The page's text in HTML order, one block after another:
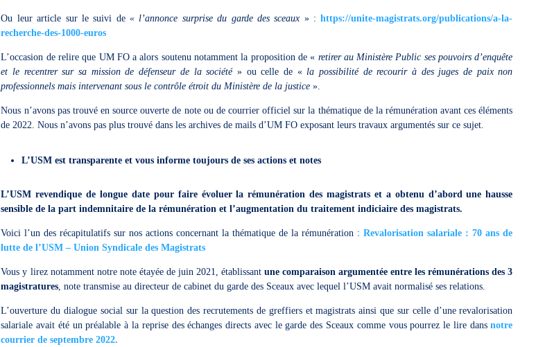
Ou leur article sur le suivi de« l’annonce surprise du garde des sceaux » :https://unite-magistrats.org/publications/a-la-
recherche-des-1000-euros
L’occasion de relire que UM FO a alors soutenu notamment la proposition de « retirer au Ministère Public ses pouvoirs d’enquête
et le recentrer sur sa mission de défenseur de la société » ou celle de «la possibilité de recourir à des juges de paix non
professionnels mais intervenant sous le contrôle étroit du Ministère de la justice ».
Nous n’avons pas trouvé en source ouverte de note ou de courrier officiel sur la thématique de la rémunération avant ces éléments
de 2022. Nous n’avons pas plus trouvé dans les archives de mails d’UM FO exposant leurs travaux argumentés sur ce sujet.
L’USM est transparente et vous informe toujours de ses actions et notes
L’USM revendique de longue date pour faire évoluer la rémunération des magistrats et a obtenu d’abord une hausse
sensible de la part indemnitaire de la rémunération et l’augmentation du traitement indiciaire des magistrats.
Voici l’un des récapitulatifs sur nos actions concernant la thématique de la rémunération :Revalorisation salariale : 70 ans de
lutte de l’USM – Union Syndicale des Magistrats
Vous y lirez notamment notre note étayée de juin 2021, établissant une comparaison argumentée entre les rémunérations des 3
magistratures, note transmise au directeur de cabinet du garde des Sceaux avec lequel l’USM avait normalisé ses relations.
L’ouverture du dialogue social sur la question des recrutements de greffiers et magistrats ainsi que sur celle d’une revalorisation
salariale avait été un préalable à la reprise des échanges directs avec le garde des Sceaux comme vous pourrez le lire dansnotre
courrier de septembre 2022.